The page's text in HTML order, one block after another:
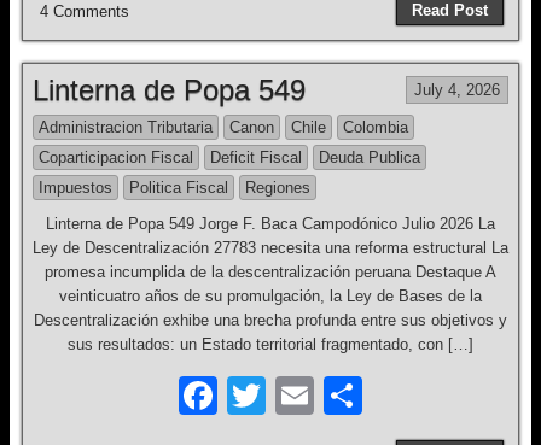
e
b
o
o
k
er
ar
e
Read Post
4 Comments
Linterna de Popa 549 July 4, 2026
Administracion Tributaria Canon Chile
Colombia
Coparticipacion Fiscal
Deficit Fiscal
Deuda Publica
Impuestos
Politica Fiscal
Regiones
Linterna de Popa 549 Jorge F. Baca Campodónico Julio 2026 La
Ley de Descentralización 27783 necesita una reforma estructural La
promesa incumplida de la descentralización peruana Destaque A
veinticuatro años de su promulgación, la Ley de Bases de la
Descentralización exhibe una brecha profunda entre sus objetivos y
sus resultados: un Estado territorial fragmentado, con […]
F
T
E